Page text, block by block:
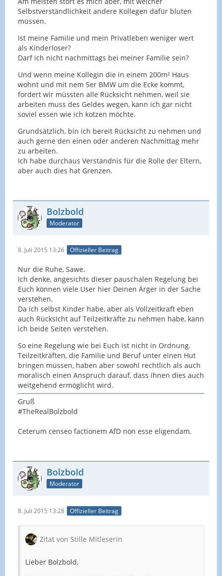
Selbstverständlichkeit andere Kollegen dafür bluten
müssen.
Ist meine Familie und mein Privatleben weniger wert
als Kinderloser?
Darf ich nicht nachmittags bei meiner Familie sein?
Und wenn meine Kollegin die in einem 200m² Haus
wohnt und mit nem 5er BMW um die Ecke kommt,
fordert wir müssten alle Rücksicht nehmen, weil sie
arbeiten muss des Geldes wegen, kann ich gar nicht
soviel essen wie ich kotzen möchte.
Grundsätzlich, bin ich bereit Rücksicht zu nehmen und
auch gerne den einen oder anderen Nachmittag mehr
zu arbeiten.
Ich habe durchaus Verständnis für die Rolle der Eltern,
aber auch dies hat Grenzen.
Bolzbold
Moderator
8. Juli 2015 13:26 Offizieller Beitrag
Nur die Ruhe, Sawe.
Ich denke, angesichts dieser pauschalen Regelung bei
Euch können viele User hier Deinen Ärger in der Sache
verstehen.
Da ich selbst Kinder habe, aber als Vollzeitkraft eben
auch Rücksicht auf Teilzeitkräfte zu nehmen habe, kann
ich beide Seiten verstehen.
So eine Regelung wie bei Euch ist nicht in Ordnung.
Teilzeitkräften, die Familie und Beruf unter einen Hut
bringen müssen, haben aber sowohl rechtlich als auch
moralisch einen Anspruch darauf, dass ihnen dies auch
weitgehend ermöglicht wird.
Gruß
#TheRealBolzbold
Ceterum censeo factionem AfD non esse eligendam.
Bolzbold
Moderator
8. Juli 2015 13:28 Offizieller Beitrag
Zitat von Stille Mitleserin
Lieber Bolzbold,